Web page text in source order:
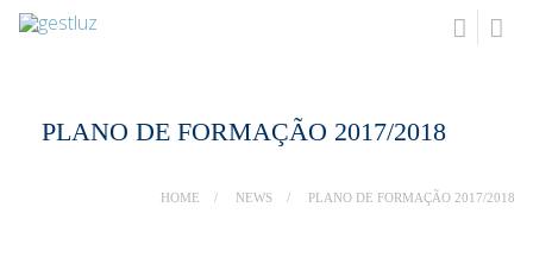
PLANO DE FORMAÇÃO 2017/2018
HOME NEWS PLANO DE FORMAÇÃO 2017/2018